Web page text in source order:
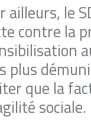
ailleurs, le
contre la
plus
que la
sociale.